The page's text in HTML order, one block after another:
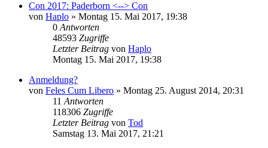
Con 2017: Paderborn <--> Con
von Haplo » Montag 15. Mai 2017, 19:38
0 Antworten
48593 Zugriffe
Letzter Beitrag von Haplo
Montag 15. Mai 2017, 19:38
Anmeldung?
von Feles Cum Libero » Montag 25. August 2014, 20:31
11 Antworten
118306 Zugriffe
Letzter Beitrag von Tod
Samstag 13. Mai 2017, 21:21